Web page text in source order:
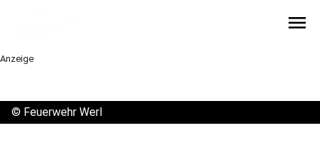
menu
Anzeige
© Feuerwehr Werl